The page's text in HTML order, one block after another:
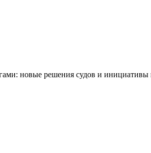
новые решения судов и